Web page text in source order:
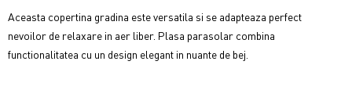
Aceasta copertina gradina este versatila si se adapteaza perfect
nevoilor de relaxare in aer liber. Plasa parasolar combina
functionalitatea cu un design elegant in nuante de bej.